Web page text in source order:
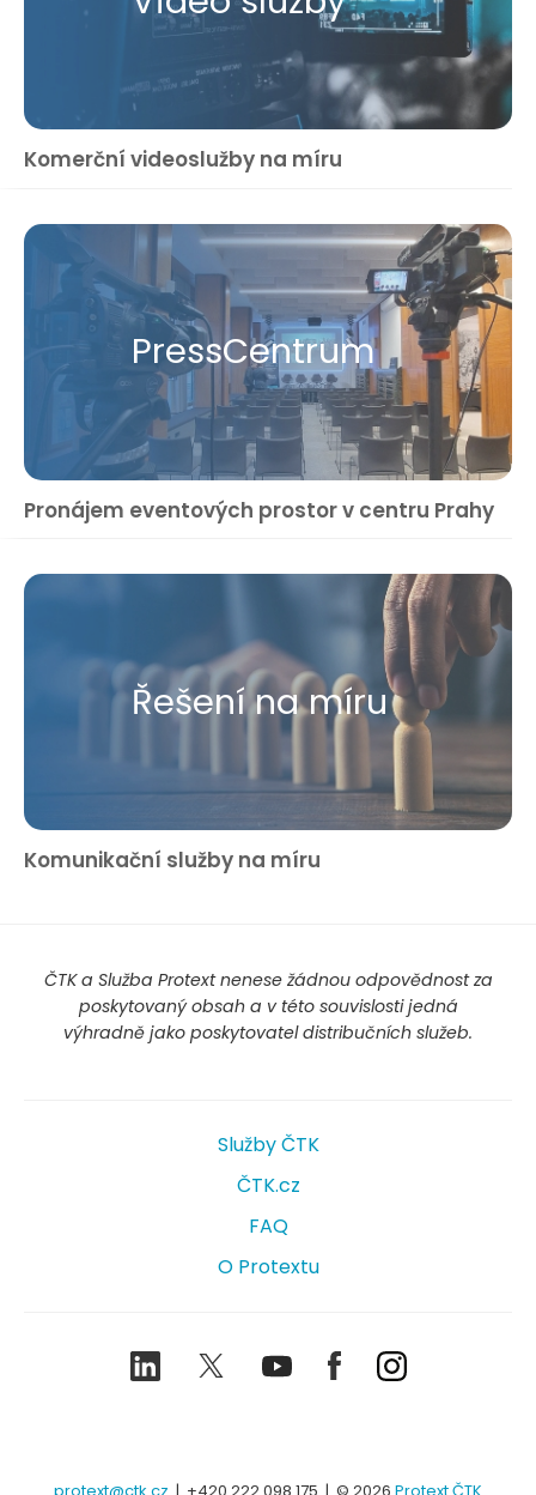
Komerční videoslužby na míru
Press​Centrum
Pronájem eventových prostor v centru Prahy
Řešení na míru
Komunikační služby na míru
ČTK a Služba Protext nenese žádnou odpovědnost za
poskytovaný obsah a v této souvislosti jedná
výhradně jako poskytovatel distribučních služeb.
Služby ČTK
ČTK.cz
FAQ
O Protextu
LinkedIn TwitterYoutubeFacebookInstagram